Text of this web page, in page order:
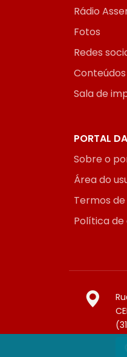
Rádio
Fotos
Redes
Sala de
PORTAL
Sobre o
Área do
Termos
Política de